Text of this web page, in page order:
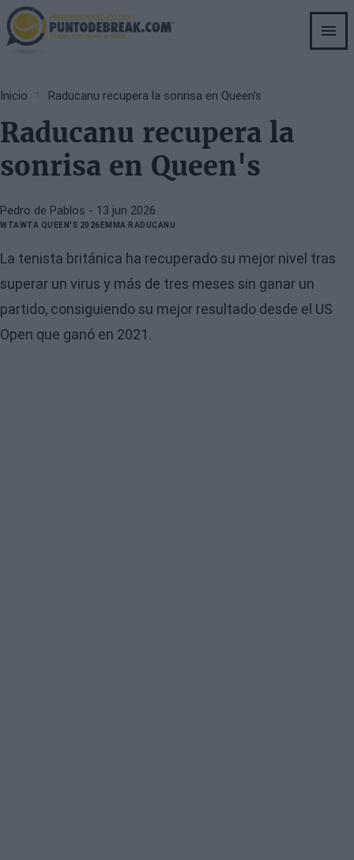
Skip
to
main
Breadcrumb
Inicio Raducanu recupera la sonrisa en Queen's
Raducanu recupera la
sonrisa en Queen's
Pedro de Pablos - 13 jun 2026
WTAWTA QUEEN'S 2026 EMMA RADUCANU
La tenista británica ha recuperado su mejor nivel tras
superar un virus y más de tres meses sin ganar un
partido, consiguiendo su mejor resultado desde el US
Open que ganó en 2021.